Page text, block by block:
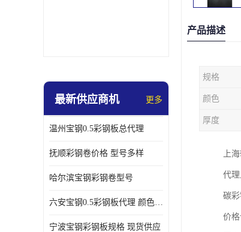
最新供应商机 更多
温州宝钢0.5彩钢板总代理
抚顺彩钢卷价格 型号多样
哈尔滨宝钢彩钢卷型号
六安宝钢0.5彩钢板代理 颜色定制
宁波宝钢彩钢板规格 现货供应
产品描述
规格
颜色
厚度
上
代
碳
价